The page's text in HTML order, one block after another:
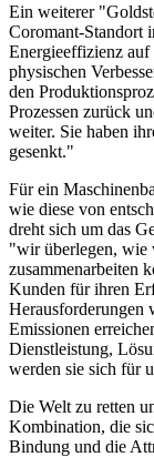
Ein weiterer
Coromant-Standort
Energieeffizienz auf
physischen
den
Prozessen zurück
weiter. Sie haben
gesenkt."
Für ein
wie diese von
dreht sich um das
"wir überlegen, wie
zusammenarbeiten
Kunden für ihren
Herausforderungen
Emissionen
Dienstleistung,
werden sie sich für
Die Welt zu retten
Kombination, die
Bindung und die